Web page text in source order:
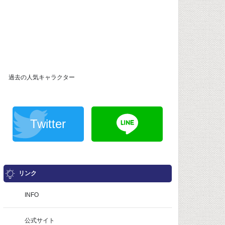
過去の人気キャラクター
Twitter
リンク
INFO
公式サイト